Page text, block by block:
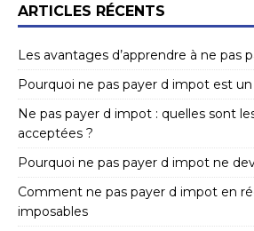
ARTICLES RÉCENTS
Les avantages d’apprendre à ne pas
Pourquoi ne pas payer d impot est
Ne pas payer d impot : quelles sont
acceptées ?
Pourquoi ne pas payer d impot ne
Comment ne pas payer d impot en
imposables